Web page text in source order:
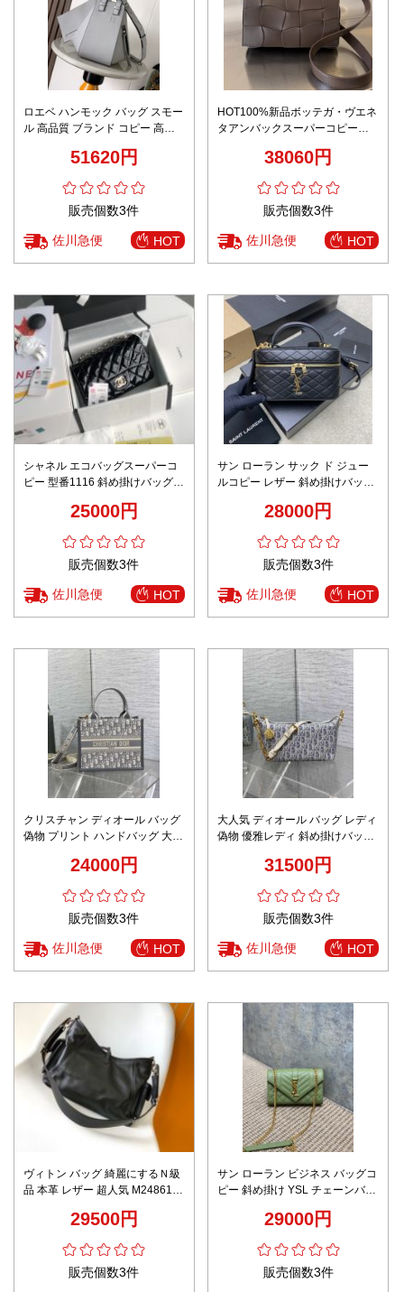
ロエベ ハンモック バッグ スモー
ル 高品質 ブランド コピー 高再
跡可能 安心の日本倉庫
51620円
販売個数3件
佐川急便 HOT
HOT100%新品ボッテガ・ヴエネ
タアンバックスーパーコピー
38060円
販売個数3件
佐川急便 HOT
シャネル エコバッグスーパーコ
ピー 型番1116 斜め掛けバッグ
25000円
販売個数3件
佐川急便 HOT
サン ローラン サック ド ジュー
ルコピー レザー 斜め掛けバッグ
766731 ブラック
28000円
販売個数3件
佐川急便 HOT
クリスチャン ディオール バッグ
偽物 プリント ハンドバッグ 大容
24000円
販売個数3件
佐川急便 HOT
大人気 ディオール バッグ レディ
偽物 優雅レディ 斜め掛けバッグ
31500円
販売個数3件
佐川急便 HOT
ヴィトン バッグ 綺麗にするＮ級
品 本革 レザー 超人気 M24861
29500円
販売個数3件
サン ローラン ビジネス バッグコ
ピー 斜め掛け YSL チェーンバッ
29000円
販売個数3件